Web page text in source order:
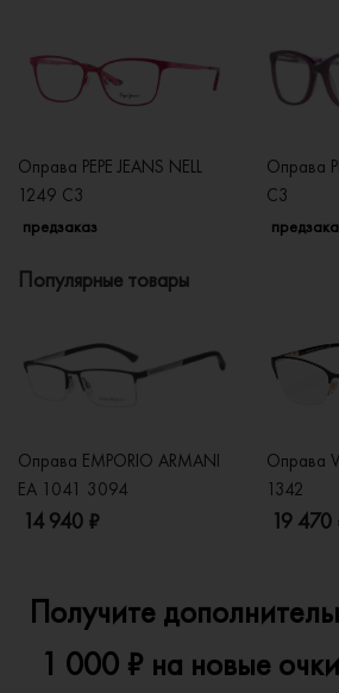
Оправа PEPE JEANS NELL
1249 C3
предзаказ
Оправа
С3
Популярные товары
Оправа EMPORIO ARMANI
EA 1041 3094
14 940 ₽
Оправа
1342
19 470
Получите
1 000 ₽ на новые